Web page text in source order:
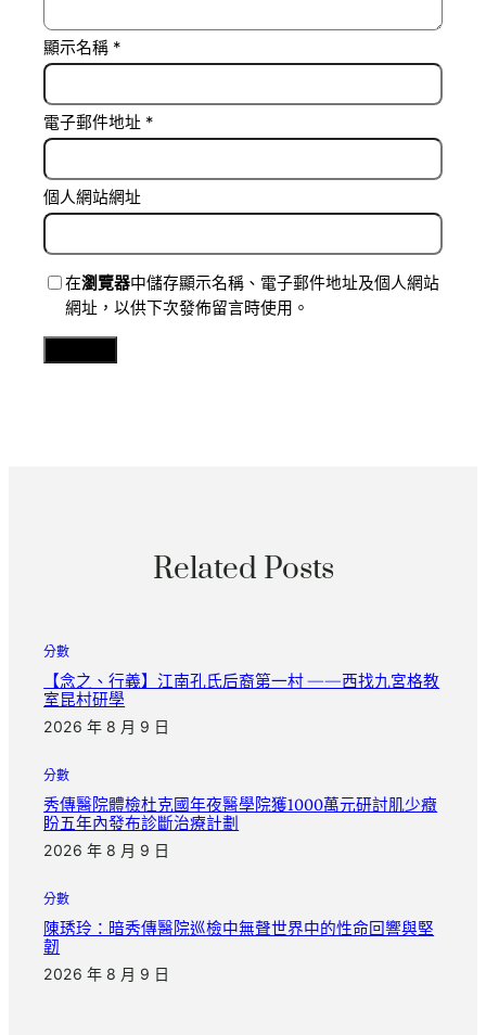
顯示名稱 *
電子郵件地址 *
個人網站網址
在瀏覽器中儲存顯示名稱、電子郵件地址及個人網站
網址，以供下次發佈留言時使用。
Related Posts
分數
【念之、行義】江南孔氏后裔第一村 ——西找九宮格教
室昆村研學
2026 年 8 月 9 日
分數
秀傳醫院體檢杜克國年夜醫學院獲1000萬元研討肌少癥
盼五年內發布診斷治療計劃
2026 年 8 月 9 日
分數
陳琇玲：暗秀傳醫院巡檢中無聲世界中的性命回響與堅
韌
2026 年 8 月 9 日